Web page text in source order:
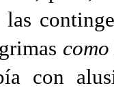
las
con